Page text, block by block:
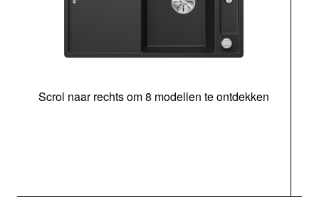
Scrol naar rechts om 8 modellen te ontdekken